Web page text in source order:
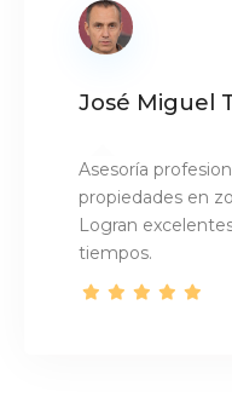
José Miguel
Asesoría
propiedades en
Logran
tiempos.